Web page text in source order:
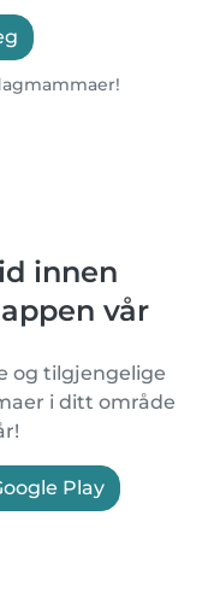
innen
vår
og tilgjengelige
i ditt område
Play